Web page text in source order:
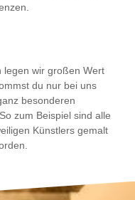
legen wir großen Wert
du nur bei uns
besonderen
zum Beispiel sind alle
Künstlers gemalt